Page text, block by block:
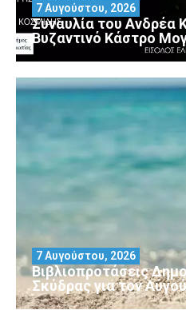
Συναυλία του Ανδρέα
Βυζαντινό Κάστρο
7 Αυγούστου, 2026
Βιβλιοπροτάσεις
Σκύδρας για τον
7 Αυγούστου, 2026